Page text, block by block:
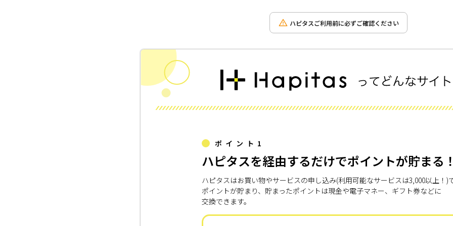
ハピタスご利用前に必ずご確認ください
ポイント1
ハピタスを経由するだけでポイントが貯まる
ハピタスはお買い物やサービスの申し込み(利用可能なサービスは3,000以上！)
ポイントが貯まり、貯まったポイントは現金や電子マネー、ギフト券などに
交換できます。